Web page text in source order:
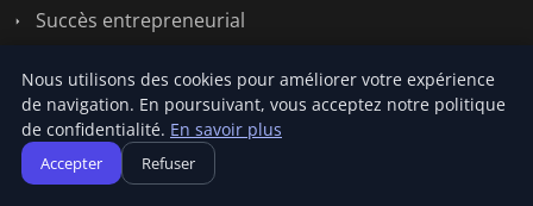
Succès entrepreneurial
Liens utiles
Contact
Nous utilisons des cookies pour améliorer votre expérience
de navigation. En poursuivant, vous acceptez notre politique
de confidentialité. En savoir plus
Accepter Refuser